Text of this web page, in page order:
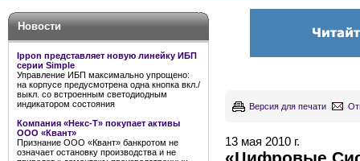
Новости
Ippon представляет новую линейку ИБП
серии Simple
Управление ИБП максимально упрощено:
на корпусе предусмотрена одна кнопка вкл./
выкл. со встроенным светодиодным
индикатором состояния
Компания «Некс-Т» покупает активы
ООО «Квант»
Признание ООО «Квант» банкротом не
означает остановку производства и не
Версия для печати
13 мая 2010 г.